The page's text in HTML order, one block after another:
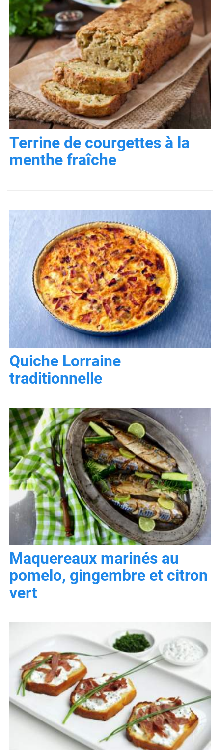
Terrine de courgettes à la
menthe fraîche
Quiche Lorraine
traditionnelle
Maquereaux marinés au
pomelo, gingembre et citron
vert